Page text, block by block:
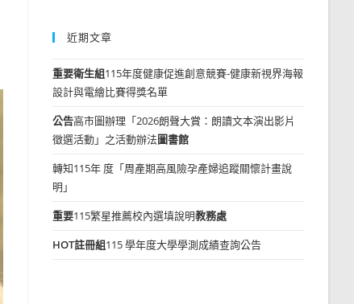
近期文章
重要衛生組115年度健康促進創意競賽-健康新視界海報
設計與電繪比賽得獎名單
公告高市圖辦理「2026朗聲大賞：朗讀文本演出影片
徵選活動」之活動辦法圖書館
轉知115年 度「周產期高風險孕產婦追蹤關懷計畫說
明」
重要115繁星推薦校內選填說明教務處
HOT註冊組115 學年度大學學測成績查詢公告